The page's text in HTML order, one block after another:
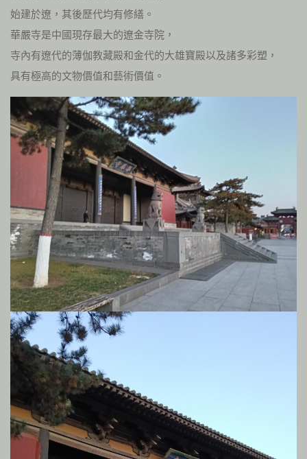
始建於遼，其後歷代均有修繕。
華嚴寺是中國現存最大的遼金寺院，
寺內有遼代的薄伽教藏殿和金代的大雄寶殿以及諸多彩塑，
具有極高的文物價值和藝術價值。